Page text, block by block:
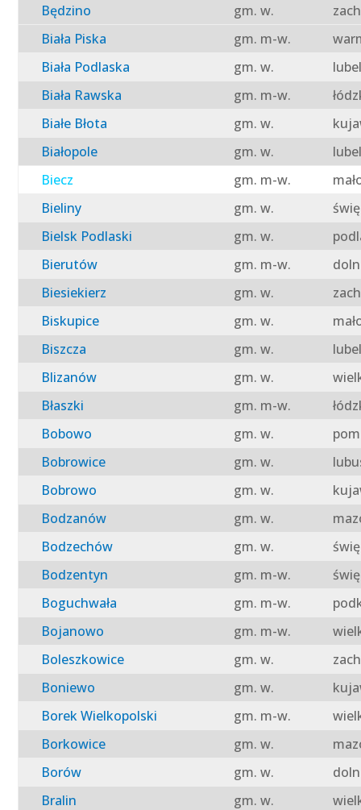
Będzino
gm. w.
Biała Piska
gm. m-w.
Biała Podlaska
gm. w.
Biała Rawska
gm. m-w.
Białe Błota
gm. w.
Białopole
gm. w.
Biecz
gm. m-w.
Bieliny
gm. w.
Bielsk Podlaski
gm. w.
Bierutów
gm. m-w.
Biesiekierz
gm. w.
Biskupice
gm. w.
Biszcza
gm. w.
Blizanów
gm. w.
Błaszki
gm. m-w.
Bobowo
gm. w.
Bobrowice
gm. w.
Bobrowo
gm. w.
Bodzanów
gm. w.
Bodzechów
gm. w.
Bodzentyn
gm. m-w.
Boguchwała
gm. m-w.
Bojanowo
gm. m-w.
Boleszkowice
gm. w.
Boniewo
gm. w.
Borek Wielkopolski
gm. m-w.
Borkowice
gm. w.
Borów
gm. w.
Bralin
gm. w.